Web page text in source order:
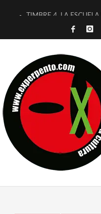
TIMBRE 4, LA
30 AÑOS (NO ES
D’BALDOMEROS
MARSHALL FLASH
JOFRE BARDAGÍ EN
YORCH PRESENTA
MAGALÍ SARE
«NO